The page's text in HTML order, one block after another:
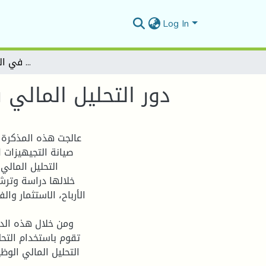
Log In
دور التحليل المالي في ترشيد القرارات المالية في المؤسسات الاقتصادية
دور التحليل
عالجت هذه
صيانة
التحليل
خلالها دراسة
الأرباح،
ومن خلال هذه
تقوم باستخدام
التحليل المالي